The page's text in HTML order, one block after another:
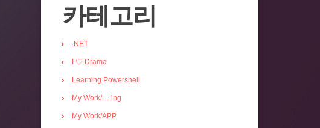
카테고리
.NET
I ♡ Drama
Learning Powershell
My Work/….ing
My Work/APP